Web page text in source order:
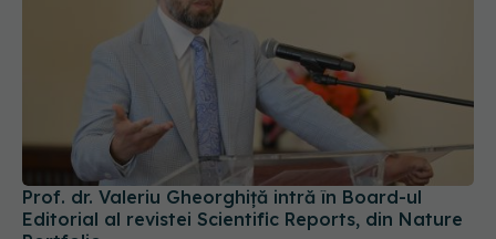
Prof. dr. Valeriu Gheorghiță intră în Board-ul
Editorial al revistei Scientific Reports, din Nature
Portfolio
05 aug 2026, 21:09